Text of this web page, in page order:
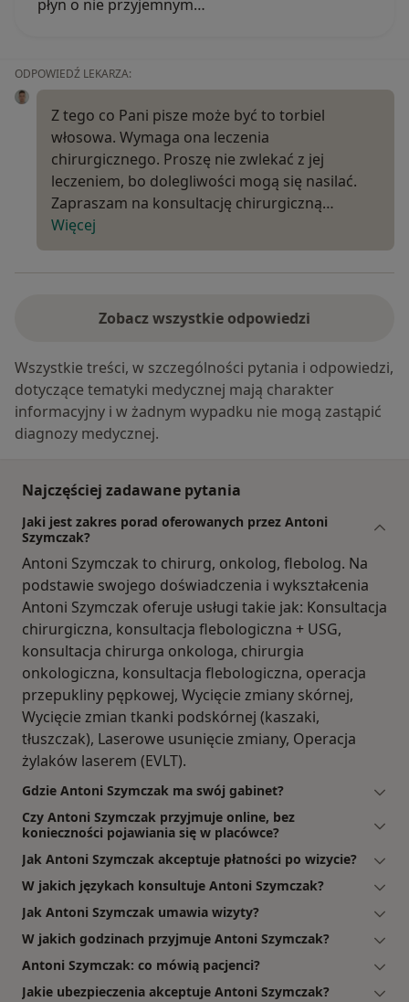
płyn o nie przyjemnym…
ODPOWIEDŹ LEKARZA:
Z tego co Pani pisze może być to torbiel
włosowa. Wymaga ona leczenia
chirurgicznego. Proszę nie zwlekać z jej
leczeniem, bo dolegliwości mogą się nasilać.
Zapraszam na konsultację chirurgiczną…
Więcej
Zobacz wszystkie odpowiedzi
Wszystkie treści, w szczególności pytania i odpowiedzi,
dotyczące tematyki medycznej mają charakter
informacyjny i w żadnym wypadku nie mogą zastąpić
diagnozy medycznej.
Najczęściej zadawane pytania
Jaki jest zakres porad oferowanych przez Antoni
Szymczak?
Antoni Szymczak to chirurg, onkolog, flebolog. Na
podstawie swojego doświadczenia i wykształcenia
Antoni Szymczak oferuje usługi takie jak: Konsultacja
chirurgiczna, konsultacja flebologiczna + USG,
konsultacja chirurga onkologa, chirurgia
onkologiczna, konsultacja flebologiczna, operacja
przepukliny pępkowej, Wycięcie zmiany skórnej,
Wycięcie zmian tkanki podskórnej (kaszaki,
tłuszczak), Laserowe usunięcie zmiany, Operacja
żylaków laserem (EVLT).
Gdzie Antoni Szymczak ma swój gabinet?
Czy Antoni Szymczak przyjmuje online, bez
konieczności pojawiania się w placówce?
Jak Antoni Szymczak akceptuje płatności po wizycie?
W jakich językach konsultuje Antoni Szymczak?
Jak Antoni Szymczak umawia wizyty?
W jakich godzinach przyjmuje Antoni Szymczak?
Antoni Szymczak: co mówią pacjenci?
Jakie ubezpieczenia akceptuje Antoni Szymczak?